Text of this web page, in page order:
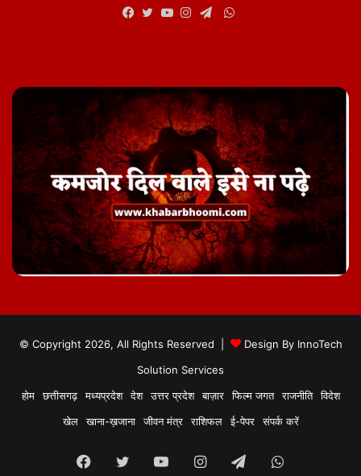
WhatsApp
© Copyright 2026, All Rights Reserved | Design By InnoTech
Solution Services
होम
छत्तीसगढ़ मध्यप्रदेश देश उत्तर प्रदेश बाज़ार फिल्म जगत राजनीति
विदेश
खेल
खाना-ख़जाना जीवन मंत्र राशिफल ई-पेपर संपर्क करें
Facebook
TwitterYouTubeInstagram
TelegramWhatsApp